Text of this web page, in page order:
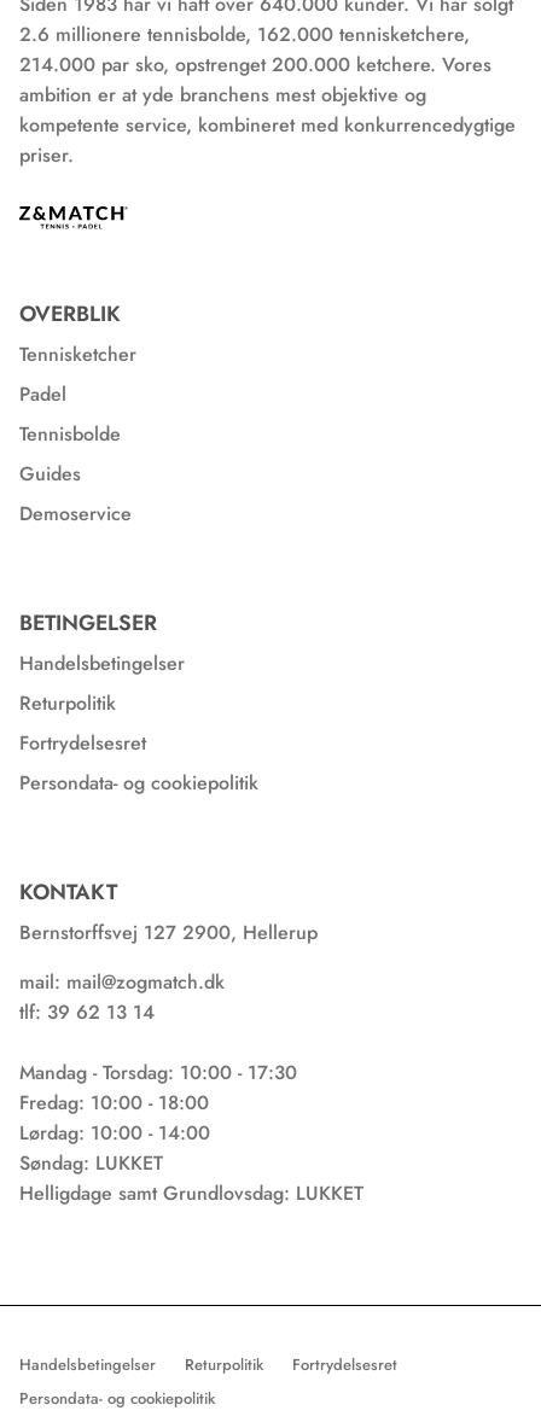
2.6 millionere tennisbolde, 162.000 tennisketchere,
214.000 par sko, opstrenget 200.000 ketchere. Vores
ambition er at yde branchens mest objektive og
kompetente service, kombineret med konkurrencedygtige
priser.
OVERBLIK
Tennisketcher
Padel
Tennisbolde
Guides
Demoservice
BETINGELSER
Handelsbetingelser
Returpolitik
Fortrydelsesret
Persondata- og cookiepolitik
KONTAKT
Bernstorffsvej 127 2900, Hellerup
mail: mail@zogmatch.dk
tlf: 39 62 13 14
Mandag - Torsdag: 10:00 - 17:30
Fredag: 10:00 - 18:00
Lørdag: 10:00 - 14:00
Søndag: LUKKET
Helligdage samt Grundlovsdag: LUKKET
Handelsbetingelser Returpolitik
Fortrydelsesret
Persondata- og cookiepolitik
Brug for vejledning? 📞